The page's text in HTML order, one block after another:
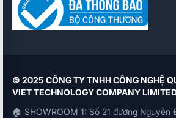
© 2025 CÔNG TY TNHH CÔNG NGHỆ
VIET TECHNOLOGY COMPANY
🏠 SHOWROOM 1: Số 21 đường Nguyễn